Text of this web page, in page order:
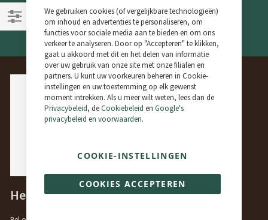
We gebruiken cookies (of vergelijkbare technologieën)
om inhoud en advertenties te personaliseren, om
functies voor sociale media aan te bieden en om ons
verkeer te analyseren. Door op "Accepteren" te klikken,
gaat u akkoord met dit en het delen van informatie
over uw gebruik van onze site met onze filialen en
partners. U kunt uw voorkeuren beheren in Cookie-
instellingen en uw toestemming op elk gewenst
moment intrekken. Als u meer wilt weten, lees dan de
Privacybeleid, deCookiebeleid en Google's
privacybeleid en voorwaarden.
COOKIES ACCEPTEREN
COOKIE-INSTELLINGEN
Filteren
Volg ons op onze sociale netwerken!
Heeft u vragen?